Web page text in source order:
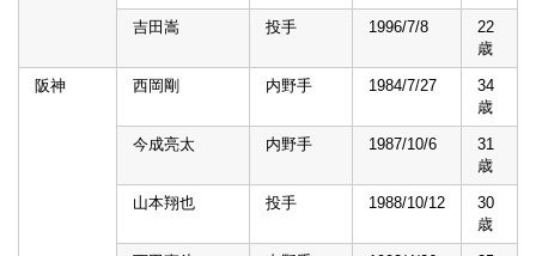
吉田嵩 投手 1996/7/8
22
歳
阪神 西岡剛 内野手 1984/7/27
34
歳
今成亮太 内野手 1987/10/6
31
歳
山本翔也 投手 1988/10/12
30
歳